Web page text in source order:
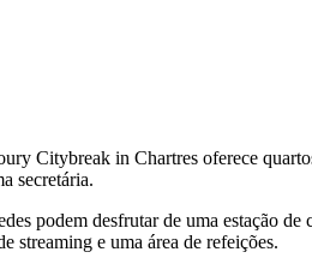
Citybreak in Chartres oferece
secretária.
podem desfrutar de uma estação
streaming e uma área de refeições.